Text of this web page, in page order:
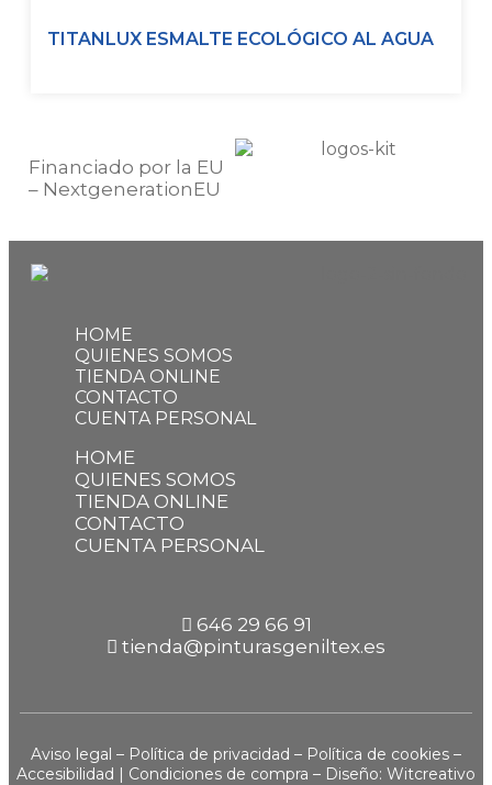
TITANLUX ESMALTE ECOLÓGICO AL AGUA
Financiado por la EU
– NextgenerationEU
HOME
QUIENES SOMOS
TIENDA ONLINE
CONTACTO
CUENTA PERSONAL
HOME
QUIENES SOMOS
TIENDA ONLINE
CONTACTO
CUENTA PERSONAL
646 29 66 91
tienda@pinturasgeniltex.es
Aviso legal – Política de privacidad – Política de cookies –
Accesibilidad | Condiciones de compra – Diseño: Witcreativo